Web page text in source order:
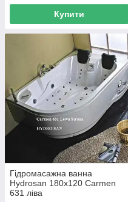
Купити
Гідромасажна ванна
Hydrosan 180x120 Carmen
631 ліва